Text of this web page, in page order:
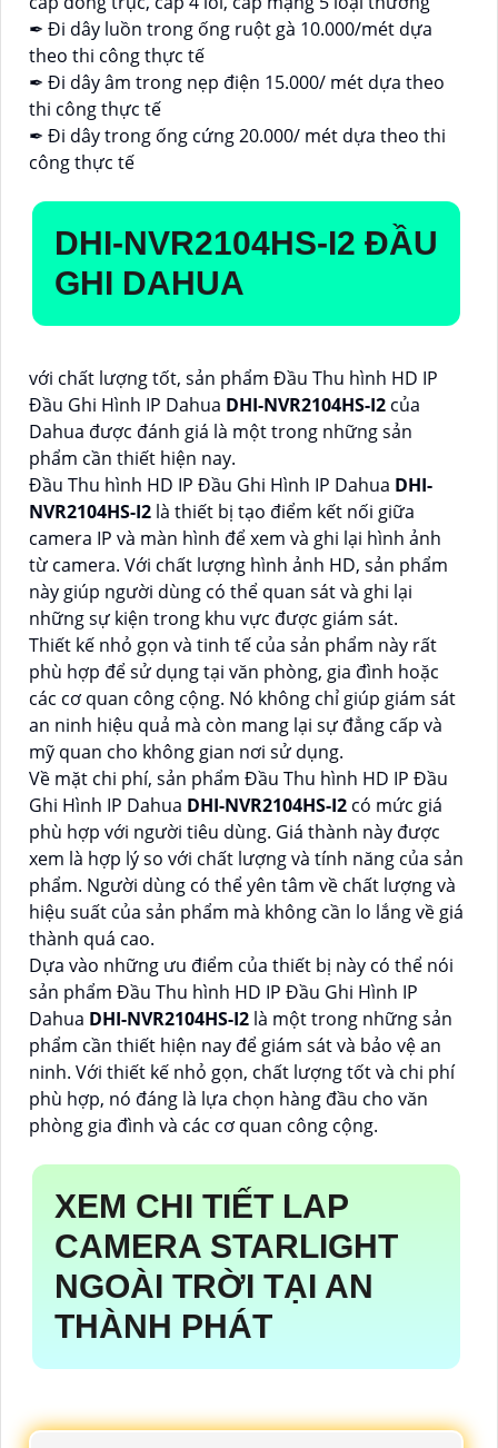
✒ Đi dây luồn trong ống ruột gà 10.000/mét dựa
theo thi công thực tế
✒ Đi dây âm trong nẹp điện 15.000/ mét dựa theo
thi công thực tế
✒ Đi dây trong ống cứng 20.000/ mét dựa theo thi
công thực tế
DHI-NVR2104HS-I2 ĐẦU
GHI DAHUA
với chất lượng tốt, sản phẩm Đầu Thu hình HD IP
Đầu Ghi Hình IP Dahua DHI-NVR2104HS-I2 của
Dahua được đánh giá là một trong những sản
phẩm cần thiết hiện nay.
Đầu Thu hình HD IP Đầu Ghi Hình IP Dahua DHI-
NVR2104HS-I2 là thiết bị tạo điểm kết nối giữa
camera IP và màn hình để xem và ghi lại hình ảnh
từ camera. Với chất lượng hình ảnh HD, sản phẩm
này giúp người dùng có thể quan sát và ghi lại
những sự kiện trong khu vực được giám sát.
Thiết kế nhỏ gọn và tinh tế của sản phẩm này rất
phù hợp để sử dụng tại văn phòng, gia đình hoặc
các cơ quan công cộng. Nó không chỉ giúp giám sát
an ninh hiệu quả mà còn mang lại sự đẳng cấp và
mỹ quan cho không gian nơi sử dụng.
Về mặt chi phí, sản phẩm Đầu Thu hình HD IP Đầu
Ghi Hình IP Dahua DHI-NVR2104HS-I2 có mức giá
phù hợp với người tiêu dùng. Giá thành này được
xem là hợp lý so với chất lượng và tính năng của sản
phẩm. Người dùng có thể yên tâm về chất lượng và
hiệu suất của sản phẩm mà không cần lo lắng về giá
thành quá cao.
Dựa vào những ưu điểm của thiết bị này có thể nói
sản phẩm Đầu Thu hình HD IP Đầu Ghi Hình IP
Dahua DHI-NVR2104HS-I2 là một trong những sản
phẩm cần thiết hiện nay để giám sát và bảo vệ an
ninh. Với thiết kế nhỏ gọn, chất lượng tốt và chi phí
phù hợp, nó đáng là lựa chọn hàng đầu cho văn
phòng gia đình và các cơ quan công cộng.
XEM CHI TIẾT LAP
CAMERA STARLIGHT
NGOÀI TRỜI TẠI AN
THÀNH PHÁT